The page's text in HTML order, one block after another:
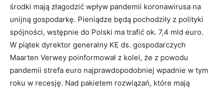
środki mają złagodzić wpływ pandemii koronawirusa na
unijną gospodarkę. Pieniądze będą pochodziły z polityki
spójności, wstępnie do Polski ma trafić ok. 7,4 mld euro.
W piątek dyrektor generalny KE ds. gospodarczych
Maarten Verwey poinformował z kolei, że z powodu
pandemii strefa euro najprawdopodobniej wpadnie w tym
roku w recesję. Nad pakietem rozwiązań, które mają